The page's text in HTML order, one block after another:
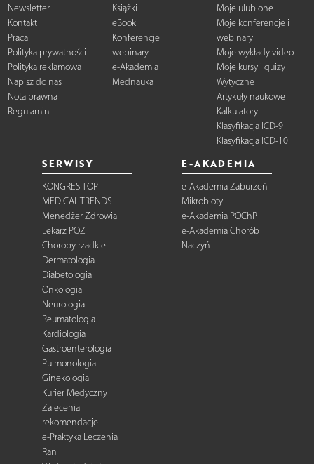
Newsletter
Kontakt
Praca
Polityka prywatności
Polityka reklamowa
Napisz do nas
Nota prawna
Regulamin
Książki
eBooki
Konferencje i
webinary
e-Akademia
Mednauka
Moje ulubione
Moje konferencje i
webinary
Moje wykłady video
Moje kursy i quizy
Wytyczne
Artykuły naukowe
Kalkulatory
Klasyfikacja ICD-9
Klasyfikacja ICD-10
SERWISY
KONGRES TOP
MEDICAL TRENDS
Menedżer Zdrowia
Lekarz POZ
Choroby rzadkie
Dermatologia
Diabetologia
Onkologia
Neurologia
Reumatologia
Kardiologia
Gastroenterologia
Pulmonologia
Ginekologia
Kurier Medyczny
Zalecenia i
rekomendacje
e-Praktyka Leczenia
Ran
E-AKADEMIA
e-Akademia Zaburzeń
Mikrobioty
e-Akademia POChP
e-Akademia Chorób
Naczyń